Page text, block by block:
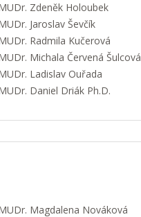
Zdeněk Holoubek
Jaroslav Ševčík
Radmila Kučerová
Michala Červená Šulcová
Ladislav Ouřada
Daniel Driák Ph.D.
Magdalena Nováková